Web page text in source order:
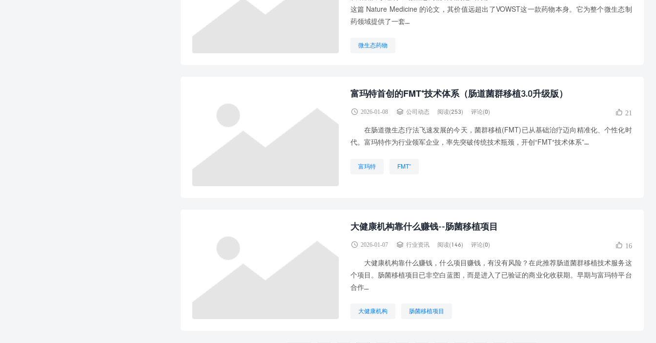
这篇 Nature Medicine 的论文，其价值远超出了VOWST这一款药物本身。它为整个微生态制
药领域提供了一套...
微生态药物
富玛特首创的FMT⁺技术体系（肠道菌群移植3.0升级版）
2026-01-08 公司动态 阅读(253) 评论(0) 21
在肠道微生态疗法飞速发展的今天，菌群移植(FMT)已从基础治疗迈向精准化、个性化时
代。富玛特作为行业领军企业，率先突破传统技术瓶颈，开创“FMT⁺技术体系”...
富玛特 FMT⁺
大健康机构靠什么赚钱--肠菌移植项目
2026-01-07 行业资讯 阅读(146) 评论(0) 16
大健康机构靠什么赚钱，什么项目赚钱，有没有风险？在此推荐肠道菌群移植技术服务这
个项目。肠菌移植项目已非空白蓝图，而是进入了已验证的商业化收获期。早期与富玛特平台
合作...
大健康机构 肠菌移植项目